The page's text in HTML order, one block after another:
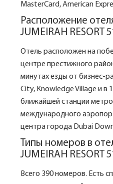
MasterCard, American
Расположение
JUMEIRAH RESORT
Отель расположен на
центре престижного
минутах езды от бизнес-
City, Knowledge Village и в
ближайшей станции
международного
центра города Dubai
Типы номеров в
JUMEIRAH RESORT
Всего 390 номеров. Есть